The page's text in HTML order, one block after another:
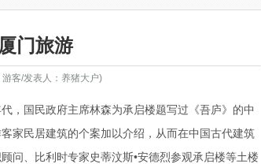
门旅游
客/发表人：养猪大户)
，国民政府主席林森为承启楼题写过《吾庐》的中
家民居建筑的个案加以介绍，从而在中国古代建筑
问、比利时专家史蒂汶斯•安德烈参观承启楼等土楼